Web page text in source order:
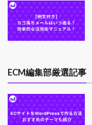
ECM編集部厳選記事